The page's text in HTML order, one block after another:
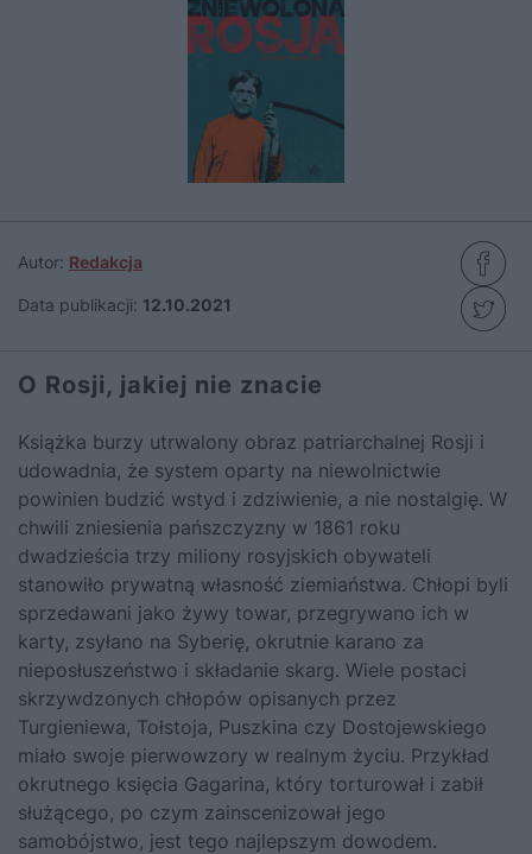
Autor: Redakcja
Data publikacji: 12.10.2021
O Rosji, jakiej nie znacie
Książka burzy utrwalony obraz patriarchalnej Rosji i
udowadnia, że system oparty na niewolnictwie
powinien budzić wstyd i zdziwienie, a nie nostalgię. W
chwili zniesienia pańszczyzny w 1861 roku
dwadzieścia trzy miliony rosyjskich obywateli
stanowiło prywatną własność ziemiaństwa. Chłopi byli
sprzedawani jako żywy towar, przegrywano ich w
karty, zsyłano na Syberię, okrutnie karano za
nieposłuszeństwo i składanie skarg. Wiele postaci
skrzywdzonych chłopów opisanych przez
Turgieniewa, Tołstoja, Puszkina czy Dostojewskiego
miało swoje pierwowzory w realnym życiu. Przykład
okrutnego księcia Gagarina, który torturował i zabił
służącego, po czym zainscenizował jego
samobójstwo, jest tego najlepszym dowodem.